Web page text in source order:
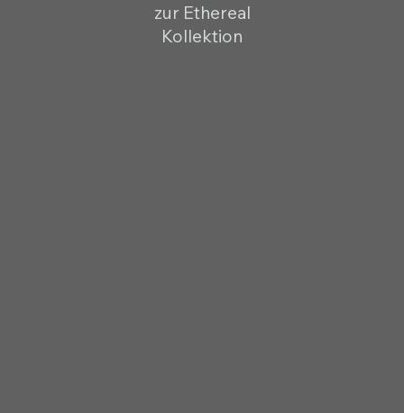
zur Ethereal
Kollektion